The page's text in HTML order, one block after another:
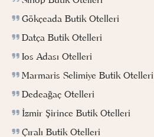
Gökçeada Butik Otelleri
Datça Butik Otelleri
Ios Adası Otelleri
Marmaris Selimiye Butik Otelleri
Dedeağaç Otelleri
İzmir Şirince Butik Otelleri
Çıralı Butik Otelleri